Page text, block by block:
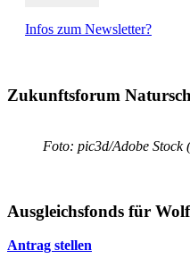
Infos zum Newsletter?
Zukunftsforum
Foto: pic3d/Adobe Stock
Ausgleichsfonds für
Antrag stellen